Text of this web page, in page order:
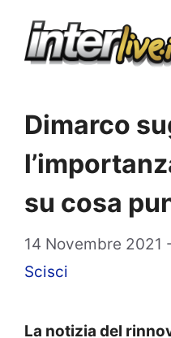
Dimarco
su cosa
14 Novembre 2021
Scisci
La notizia del